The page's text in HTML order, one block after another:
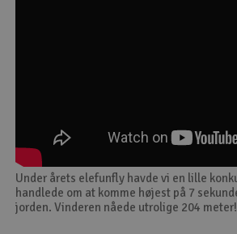
Under årets elefunfly havde vi en lille
handlede om at komme højest på 7
jorden. Vinderen nåede utrolige 204 meter!